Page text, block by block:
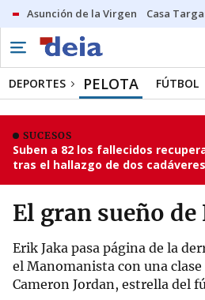
Asunción de la Virgen Casa
DEPORTES PELOTA FÚTBOL
SUCESOS
Suben a 82 los fallecidos
tras el hallazgo de dos cadáveres
El gran sueño de
Erik Jaka pasa página de la
el Manomanista con una
Cameron Jordan, estrella del